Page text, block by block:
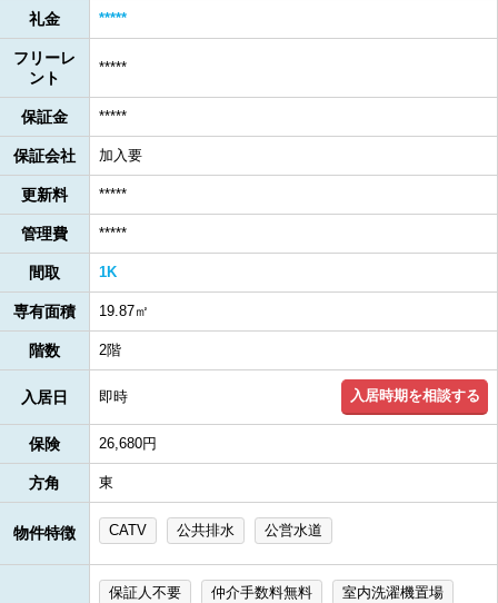
礼金 *****
フリーレ
ント
*****
保証金 *****
保証会社 加入要
更新料 *****
管理費 *****
間取 1K
専有面積 19.87㎡
階数 2階
入居日 即時 入居時期を相談する
保険 26,680円
方角 東
物件特徴 CATV 公共排水 公営水道
保証人不要 仲介手数料無料 室内洗濯機置場